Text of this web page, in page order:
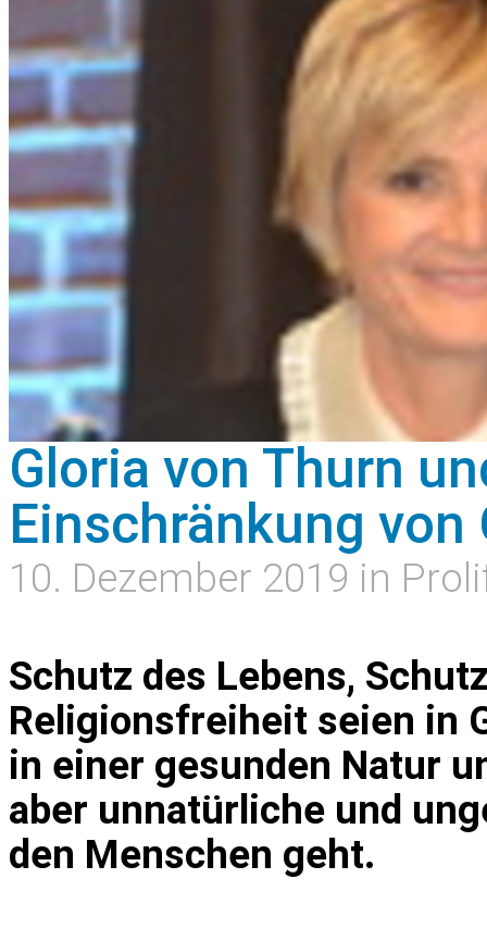
Gloria von Thurn
Einschränkung von
10. Dezember 2019 in
Schutz des Lebens,
Religionsfreiheit seien in
in einer gesunden Natur
aber unnatürliche und
den Menschen geht.